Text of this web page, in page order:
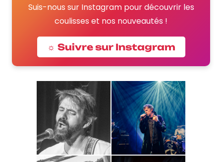
Suis-nous sur Instagram pour découvrir les
coulisses et nos nouveautés !
☼ Suivre sur Instagram